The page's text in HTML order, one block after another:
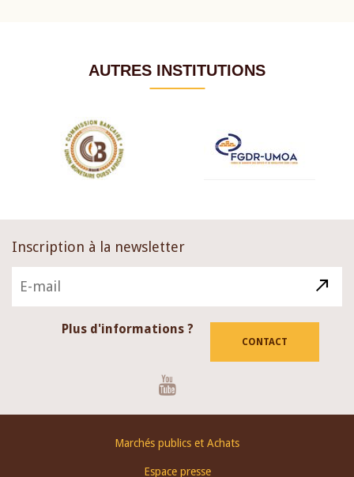
AUTRES INSTITUTIONS
Inscription à la newsletter
Plus d'informations ?
CONTACT
Marchés publics et Achats
Espace presse